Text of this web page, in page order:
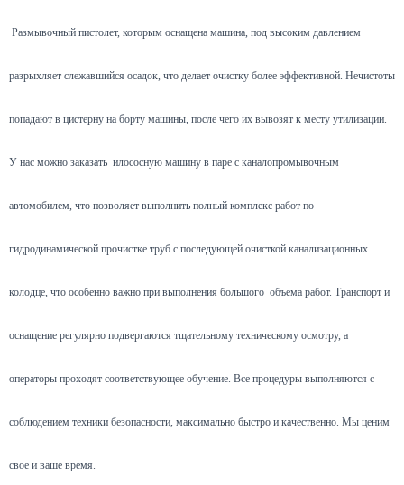
Размывочный пистолет, которым оснащена машина, под высоким давлением
разрыхляет слежавшийся осадок, что делает очистку более эффективной. Нечистоты
попадают в цистерну на борту машины, после чего их вывозят к месту утилизации.
У нас можно заказать илососную машину в паре с каналопромывочным
автомобилем, что позволяет выполнить полный комплекс работ по
гидродинамической прочистке труб с последующей очисткой канализационных
колодце, что особенно важно при выполнения большого объема работ. Транспорт и
оснащение регулярно подвергаются тщательному техническому осмотру, а
операторы проходят соответствующее обучение. Все процедуры выполняются с
соблюдением техники безопасности, максимально быстро и качественно. Мы ценим
свое и ваше время.